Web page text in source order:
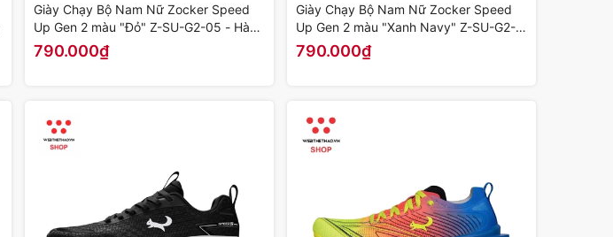
Giày Chạy Bộ Nam Nữ Zocker Speed
Up Gen 2 màu "Đỏ" Z-SU-G2-05 - Hàng
Chính Hãng
790.000₫
Giày Chạy Bộ Nam Nữ Zocker Speed
Up Gen 2 màu "Xanh Navy" Z-SU-G2-
04 - Hàng Chính Hãng
790.000₫